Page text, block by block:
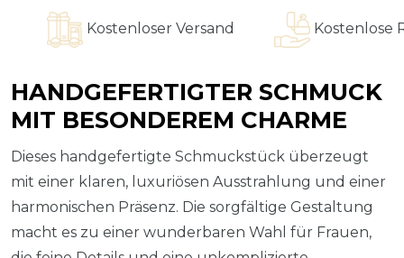
Kostenloser Versand Kostenlose
HANDGEFERTIGTER SCHMUCK
MIT BESONDEREM CHARME
Dieses handgefertigte Schmuckstück überzeugt
mit einer klaren, luxuriösen Ausstrahlung und einer
harmonischen Präsenz. Die sorgfältige Gestaltung
macht es zu einer wunderbaren Wahl für Frauen,